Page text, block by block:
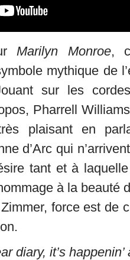
Marilyn Monroe,
mythique de
sur les
Pharrell
plaisant en
d’Arc qui
tant et à
à la beauté
force est de
diary, it’s happenin’